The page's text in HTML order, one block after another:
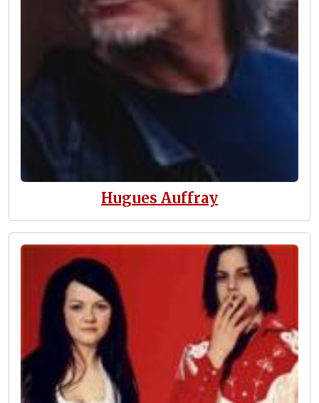
Hugues Auffray